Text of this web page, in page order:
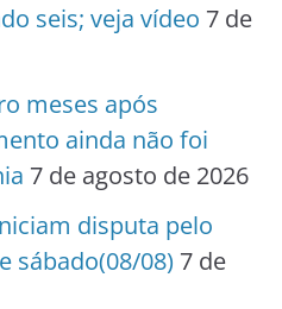
seis; veja vídeo 7 de
meses após
ainda não foi
7 de agosto de 2026
disputa pelo
sábado(08/08) 7 de